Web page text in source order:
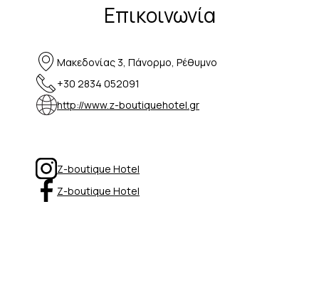
Επικοινωνία
Μακεδονίας 3, Πάνορμο, Ρέθυμνο
+30 2834 052091
http://www.z-boutiquehotel.gr
Z-boutique Hotel
Z-boutique Hotel